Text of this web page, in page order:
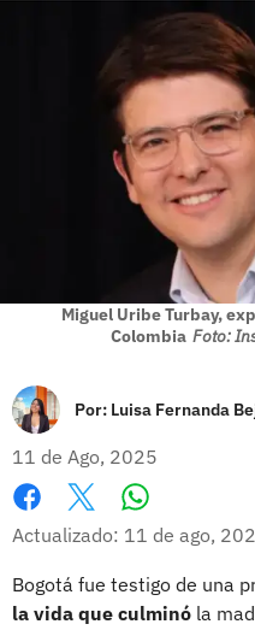
Miguel Uribe Turbay,
Colombia Foto:
Por: Luisa Fernanda
11 de Ago, 2025
Facebook
X
Actualizado: 11 de ago,
Bogotá fue testigo de una
la vida que culminó la